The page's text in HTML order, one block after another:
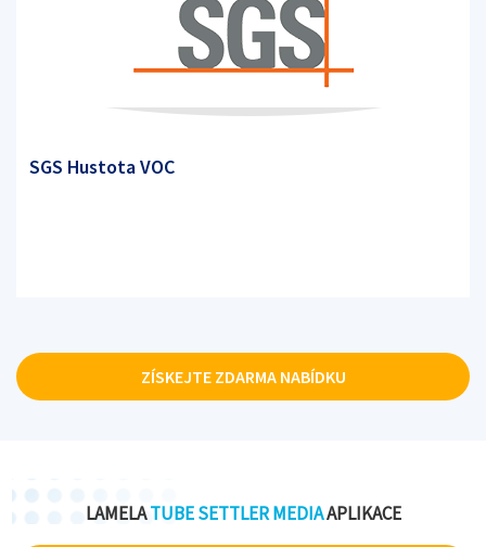
SGS Hustota VOC
ZÍSKEJTE ZDARMA NABÍDKU
LAMELATUBE SETTLER MEDIAAPLIKACE